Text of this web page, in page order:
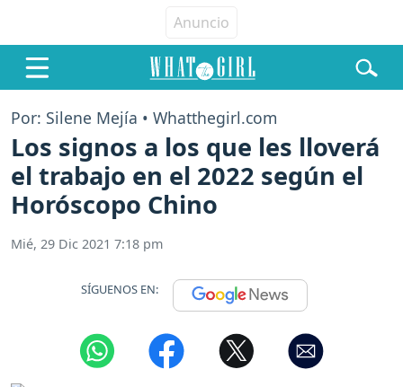
Por: Silene Mejía • Whatthegirl.com
Los signos a los que les lloverá
el trabajo en el 2022 según el
Horóscopo Chino
Mié, 29 Dic 2021 7:18 pm
SÍGUENOS EN: